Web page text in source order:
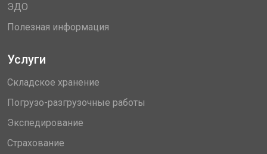
ЭДО
Полезная информация
Услуги
Складское хранение
Погрузо-разгрузочные работы
Экспедирование
Страхование